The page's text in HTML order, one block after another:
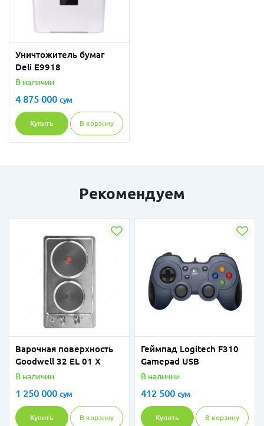
Уничтожитель бумаг
Deli E9918
В наличии
4 875 000 сум
Купить В корзину
Рекомендуем
Варочная поверхность
Goodwell 32 EL 01 X
В наличии
1 250 000 сум
Купить В корзину
Геймпад Logitech F310
Gamepad USB
В наличии
412 500 сум
Купить В корзину